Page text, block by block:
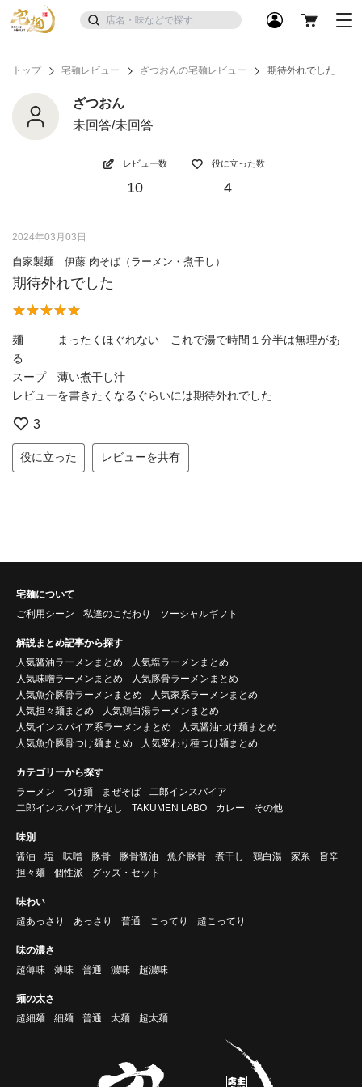
トップ 宅麺レビュー ざつおんの宅麺レビュー 期待外れでした
ざつおん
未回答/未回答
レビュー数
10
役に立った数
4
2024年03月03日
自家製麺 伊藤 肉そば（ラーメン・煮干し）
期待外れでした
麺 まったくほぐれない これで湯で時間１分半は無理があ
る
スープ 薄い煮干し汁
レビューを書きたくなるぐらいには期待外れでした
3
役に立った レビューを共有
宅麺について
ご利用シーン
私達のこだわり ソーシャルギフト
解説まとめ記事から探す
人気醤油ラーメンまとめ
人気塩ラーメンまとめ
人気味噌ラーメンまとめ
人気豚骨ラーメンまとめ
人気魚介豚骨ラーメンまとめ
人気家系ラーメンまとめ
人気担々麺まとめ
人気鶏白湯ラーメンまとめ
人気インスパイア系ラーメンまとめ
人気醤油つけ麺まとめ
人気魚介豚骨つけ麺まとめ
人気変わり種つけ麺まとめ
カテゴリーから探す
ラーメン
つけ麺 まぜそば
二郎インスパイア
二郎インスパイア汁なし
TAKUMEN LABO カレー その他
味別
醤油
塩 味噌 豚骨 豚骨醤油 魚介豚骨 煮干し 鶏白湯 家系
旨辛
担々麺
個性派 グッズ・セット
味わい
超あっさり
あっさり 普通 こってり 超こってり
味の濃さ
超薄味
薄味 普通 濃味 超濃味
麺の太さ
超細麺
細麺 普通 太麺 超太麺